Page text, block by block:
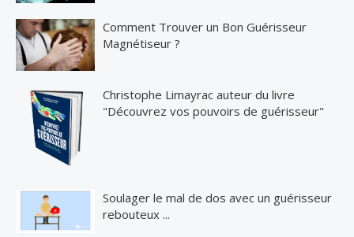
Comment Trouver un Bon Guérisseur
Magnétiseur ?
Christophe Limayrac auteur du livre
"Découvrez vos pouvoirs de guérisseur"
Soulager le mal de dos avec un guérisseur
rebouteux ...